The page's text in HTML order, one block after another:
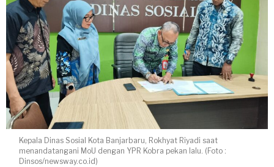
Kepala Dinas Sosial Kota Banjarbaru, Rokhyat Riyadi saat
menandatangani MoU dengan YPR Kobra pekan lalu. (Foto :
Dinsos/newsway.co.id)